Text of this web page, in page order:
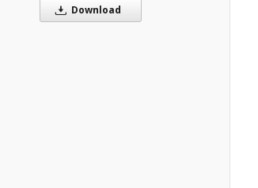
Download